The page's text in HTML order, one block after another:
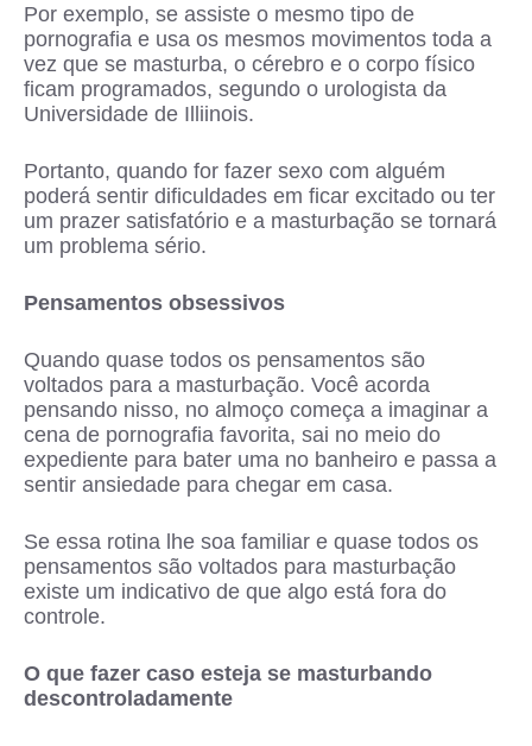
Por exemplo, se assiste o mesmo tipo de
pornografia e usa os mesmos movimentos toda a
vez que se masturba, o cérebro e o corpo físico
ficam programados, segundo o urologista da
Universidade de Illiinois.
Portanto, quando for fazer sexo com alguém
poderá sentir dificuldades em ficar excitado ou ter
um prazer satisfatório e a masturbação se tornará
um problema sério.
Pensamentos obsessivos
Quando quase todos os pensamentos são
voltados para a masturbação. Você acorda
pensando nisso, no almoço começa a imaginar a
cena de pornografia favorita, sai no meio do
expediente para bater uma no banheiro e passa a
sentir ansiedade para chegar em casa.
Se essa rotina lhe soa familiar e quase todos os
pensamentos são voltados para masturbação
existe um indicativo de que algo está fora do
controle.
O que fazer caso esteja se masturbando
descontroladamente